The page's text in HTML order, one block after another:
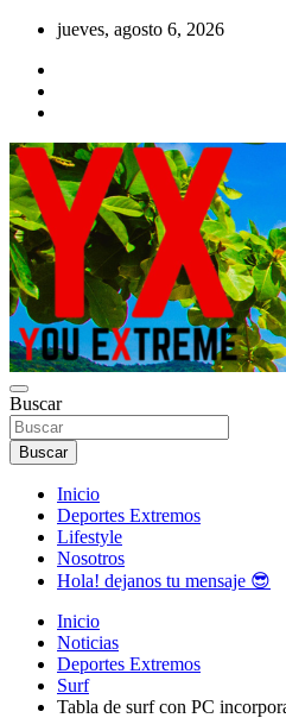
Saltar
contenido
jueves, agosto 6, 2026
YOU EXTREME
YX Deportes Extremos Lifestyle
Buscar
Buscar
Inicio
Deportes Extremos
Lifestyle
Nosotros
Hola! dejanos tu mensaje 😎
Inicio
Noticias
Deportes Extremos
Surf
Tabla de surf con PC